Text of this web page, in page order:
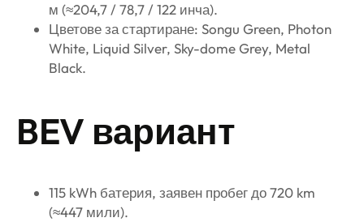
м (≈204,7 / 78,7 / 122 инча).
Цветове за стартиране: Songu Green, Photon
White, Liquid Silver, Sky-dome Grey, Metal
Black.
BEV вариант
115 kWh батерия, заявен пробег до 720 km
(≈447 мили).